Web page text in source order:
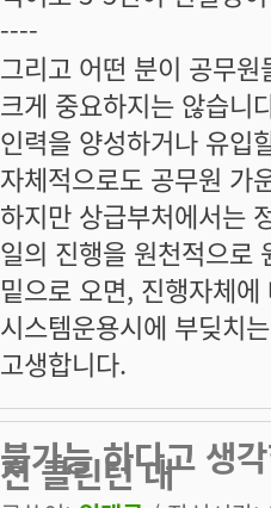
----
그리고 어떤 분이 공무
크게 중요하지는 않습니
인력을 양성하거나 유입
자체적으로도 공무원 가
하지만 상급부처에서는
일의 진행을 원천적으로
밑으로 오면, 진행자체
시스템운용시에 부딪치
고생합니다.
불가능 하다고 생
전 클린턴 대